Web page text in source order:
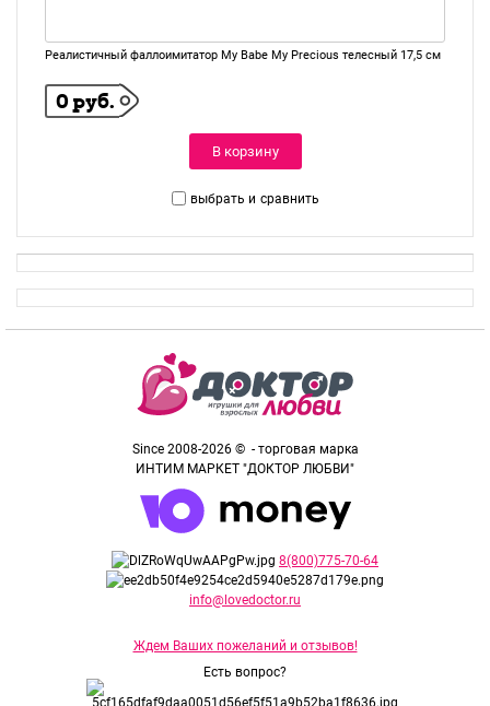
Реалистичный фаллоимитатор My Babe My Precious телесный 17,5 см
0 руб.
В корзину
выбрать и сравнить
Since 2008-2026 © - торговая марка
ИНТИМ МАРКЕТ "ДОКТОР ЛЮБВИ"
8(800)775-70-64
info@lovedoctor.ru
Ждем Ваших пожеланий и отзывов!
Есть вопрос?